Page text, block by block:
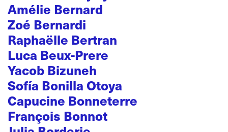
Amélie Bernard
Zoé Bernardi
Raphaëlle Bertran
Luca Beux-Prere
Yacob Bizuneh
Sofía Bonilla Otoya
Capucine Bonneterre
François Bonnot